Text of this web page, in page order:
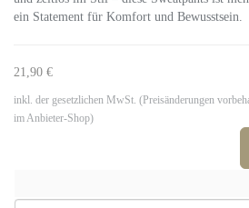
ein Statement für Komfort und Bewusstsein.
21,90 €
inkl. der gesetzlichen MwSt. (Preisänderungen
im Anbieter-Shop)